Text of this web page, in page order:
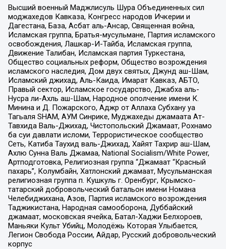
Высший военный Маджлисуль Шура Объединенных сил
моджахедов Кавказа, Конгресс народов Ичкерии и
Дагестана, База, Асбат аль-Ансар, Священная война,
Исламская группа, Братья-мусульмане, Партия исламского
освобождения, Лашкар-И-Тайба, Исламская группа,
Движение Талибан, Исламская партия Туркестана,
Общество социальных реформ, Общество возрождения
исламского наследия, Дом двух святых, Джунд аш-Шам,
Исламский джихад, Аль-Каида, Имарат Кавказ, АБТО,
Правый сектор, Исламское государство, Джабха аль-
Нусра ли-Ахль аш-Шам, Народное ополчение имени К.
Минина и Д. Пожарского, Аджр от Аллаха Субхану уа
Тагьаля SHAM, АУМ Синрике, Муджахеды джамаата Ат-
Тавхида Валь-Джихад, Чистопольский Джамаат, Рохнамо
ба суи давлати исломи, Террористическое сообщество
Сеть, Катиба Таухид валь-Джихад, Хайят Тахрир аш-Шам,
Ахлю Сунна Валь Джамаа, National Socialism/White Power,
Артподготовка, Религиозная группа “Джамаат “Красный
пахарь”, Колумбайн, Хатлонский джамаат, Мусульманская
религиозная группа п. Кушкуль г. Оренбург, Крымско-
татарский добровольческий батальон имени Номана
Челебиджихана, Азов, Партия исламского возрождения
Таджикистана, Народная самооборона, Дуббайский
джамаат, московская ячейка, Батал-Хаджи Белхороев,
Маньяки Культ Убийц, Молодёжь Которая Улыбается,
Легион Свобода России, Айдар, Русский добровольческий
корпус